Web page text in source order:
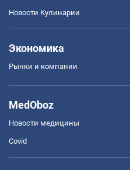
Новости Кулинарии
Экономика
Рынки и компании
MedOboz
Новости медицины
Covid